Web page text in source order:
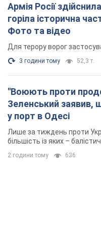
Армія Росії
горіла історична
Фото та відео
Для терору ворог
3 години тому 52,3 т.
"Воюють проти
Зеленський заявив,
у порт в Одесі
Лише за тиждень проти
більшість із яких –
2 години тому 636